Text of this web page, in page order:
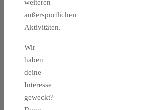
weiteren
außersportlichen
Aktivitäten.
Wir
haben
deine
Interesse
geweckt?